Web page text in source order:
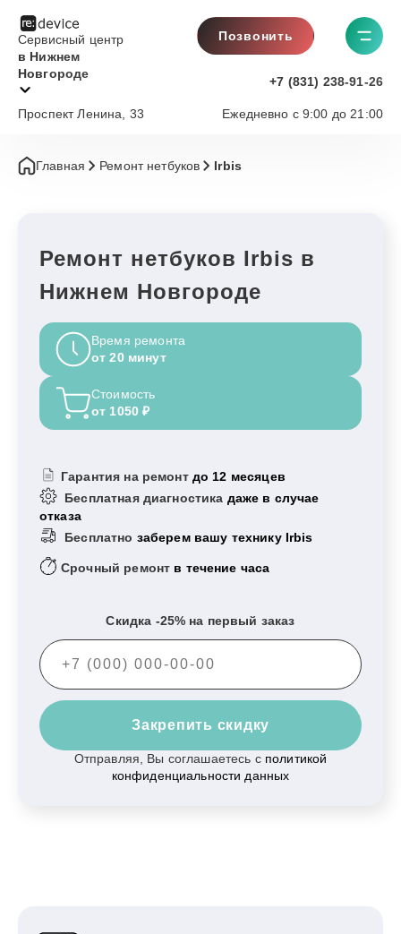
Сервисный центр
в Нижнем
Новгороде
Позвонить
+7 (831) 238-91-26
Ежедневно с 9:00 до 21:00
Проспект Ленина, 33
Главная Ремонт нетбуков Irbis
Ремонт нетбуков Irbis в
Нижнем Новгороде
Время ремонта
от 20 минут
Стоимость
от 1050 ₽
Гарантия на ремонт до 12 месяцев
Бесплатная диагностика даже в случае
отказа
Бесплатно заберем вашу технику Irbis
Срочный ремонт в течение часа
Скидка -25% на первый заказ
Закрепить скидку
Отправляя, Вы соглашаетесь с политикой
конфиденциальности данных